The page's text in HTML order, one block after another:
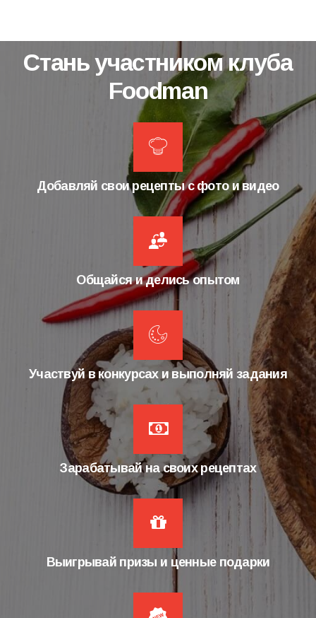
Стань участником клуба
Foodman
Добавляй свои рецепты с фото и видео
Общайся и делись опытом
Участвуй в конкурсах и выполняй задания
Зарабатывай на своих рецептах
Выигрывай призы и ценные подарки